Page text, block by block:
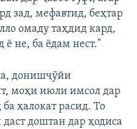
зад, мефавтид, беҳтар
омаду таҳдид кард,
ё не, ба ёдам нест."
донишҷӯйи
моҳи июли имсол дар
ҳалокат расид. То
доштан дар ҳодиса